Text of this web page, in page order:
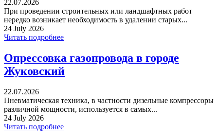
22.07.2026
При проведении строительных или ландшафтных работ
нередко возникает необходимость в удалении старых...
24 July 2026
Читать подробнее
Опрессовка газопровода в городе
Жуковский
22.07.2026
Пневматическая техника, в частности дизельные компрессоры
различной мощности, используется в самых...
24 July 2026
Читать подробнее